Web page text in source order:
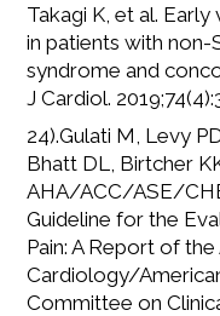
Takagi K, et al.
in patients with
syndrome and
J Cardiol.
24).Gulati M, Levy
Bhatt DL, Birtcher
AHA/ACC/ASE/
Guideline for the
Pain: A Report of
Cardiology/
Committee on